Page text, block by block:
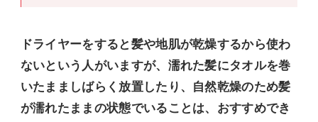
ドライヤーをすると髪や地肌が乾燥するから使わ
ないという人がいますが、濡れた髪にタオルを巻
いたまましばらく放置したり、自然乾燥のため髪
が濡れたままの状態でいることは、おすすめでき